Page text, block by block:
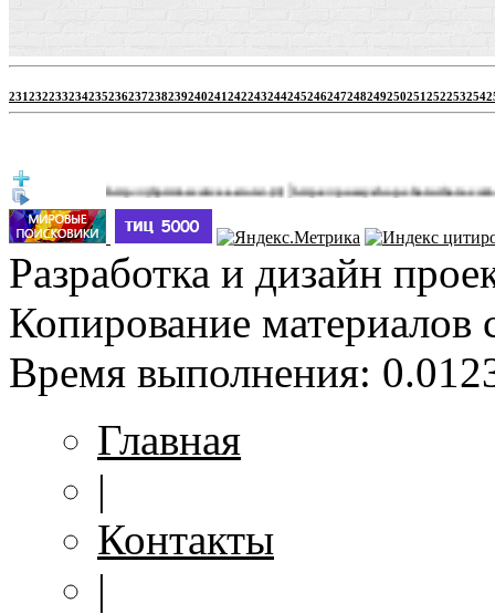
231232233234235236237238239240241242243244245246247248249250251252253254
http://jbprimecurves.store/(3)|https://pussyshop.chaturbate.com/male-
Разработка и дизайн
Копирование материалов
Время выполнения:
Главная
|
Контакты
|